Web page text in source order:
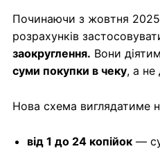
Починаючи з жовтня 2025
розрахунків
заокруглення. Вони
суми покупки в чеку, а не
Нова схема виглядатиме
від 1 до 24 копійок —